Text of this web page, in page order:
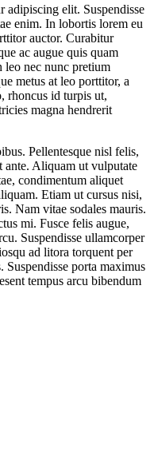
adipiscing elit. Suspendisse
enim. In lobortis lorem eu
auctor. Curabitur
ac augue quis quam
leo nec nunc pretium
metus at leo porttitor, a
rhoncus id turpis ut,
magna hendrerit
Pellentesque nisl felis,
ante. Aliquam ut vulputate
condimentum aliquet
Etiam ut cursus nisi,
Nam vitae sodales mauris.
mi. Fusce felis augue,
Suspendisse ullamcorper
ad litora torquent per
Suspendisse porta maximus
tempus arcu bibendum